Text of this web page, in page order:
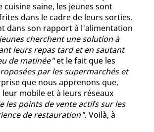
saine, les jeunes sont
dans le cadre de leurs sorties.
dans son rapport à l'alimentation
cherchent une solution à
leurs repas tard et en sautant
de matinée"et le fait que les
par les supermarchés et
que nous apprenons que,
mobile et à leurs réseaux
les points de vente actifs sur les
de restauration". Voilà, à